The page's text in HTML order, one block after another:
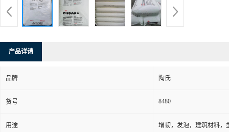
产品详请
品牌 陶氏
货号 8480
用途 增韧，发泡，建筑材料，